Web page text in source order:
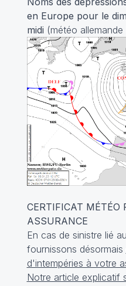
en Europe pour le
midi (météo allemande
CERTIFICAT MÉTÉO
ASSURANCE
En cas de sinistre lié
fournissons désormais
d'intempéries à votre
Notre article explicatif